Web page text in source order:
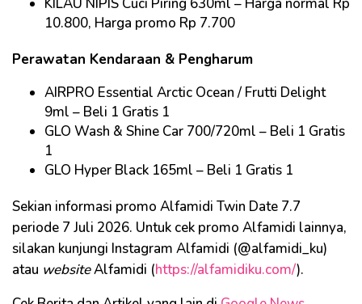
10.800, Harga promo Rp 7.700
Perawatan Kendaraan & Pengharum
AIRPRO Essential Arctic Ocean / Frutti Delight
9ml – Beli 1 Gratis 1
GLO Wash & Shine Car 700/720ml – Beli 1 Gratis
1
GLO Hyper Black 165ml – Beli 1 Gratis 1
Sekian informasi promo Alfamidi Twin Date 7.7
periode 7 Juli 2026. Untuk cek promo Alfamidi lainnya,
silakan kunjungi Instagram Alfamidi (@alfamidi_ku)
atau websiteAlfamidi (https://alfamidiku.com/).